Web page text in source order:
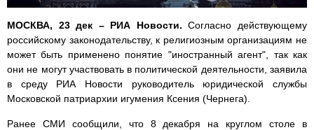
МОСКВА, 23 дек – РИА Новости. Согласно действующему
российскому законодательству, к религиозным организациям не
может быть применено понятие "иностранный агент", так как
они не могут участвовать в политической деятельности, заявила
в среду РИА Новости руководитель юридической службы
Московской патриархии игумения Ксения (Чернега).
Ранее СМИ сообщили, что 8 декабря на круглом столе в